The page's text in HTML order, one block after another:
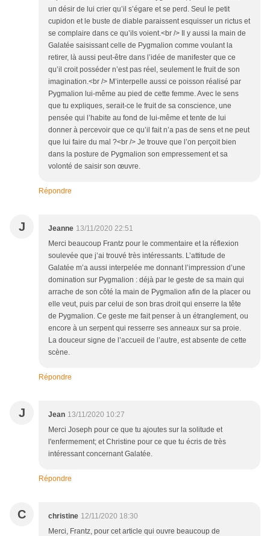
un désir de lui crier qu’il s’égare et se perd. Seul le petit
cupidon et le buste de diable paraissent esquisser un rictus et
se complaire dans ce qu’ils voient.<br /> Il y aussi la main de
Galatée saisissant celle de Pygmalion comme voulant la
retirer, là aussi peut-être dans l’idée de manifester que ce
qu’il croit posséder n’est pas réel, seulement le fruit de son
imagination.<br /> M’interpelle aussi ce poisson réalisé par
Pygmalion lui-même au pied de cette femme. Avec le sens
que tu expliques, serait-ce le fruit de sa conscience, une
pensée qui l’habite au fond de lui-même et tente de lui
donner à percevoir que ce qu’il fait n’a pas de sens et ne peut
que lui faire du mal ?<br /> Je trouve que l’on perçoit bien
dans la posture de Pygmalion son empressement et sa
volonté de saisir son œuvre.
Répondre
J Jeanne 13/11/2020 22:51
Merci beaucoup Frantz pour le commentaire et la réflexion
soulevée que j’ai trouvé très intéressants. L’attitude de
Galatée m’a aussi interpelée me donnant l’impression d’une
domination sur Pygmalion : déjà par le geste de sa main qui
arrache de son côté la main de Pygmalion afin de la placer ou
elle veut, puis par celui de son bras droit qui enserre la tête
de Pygmalion. Ce geste me fait penser à un étranglement, ou
encore à un serpent qui resserre ses anneaux sur sa proie.
La douceur signe de l’accueil de l’autre, est absente de cette
scène.
Répondre
J Jean 13/11/2020 10:27
Merci Joseph pour ce que tu ajoutes sur la solitude et
l'enfermement; et Christine pour ce que tu écris de très
intéressant concernant Galatée.
Répondre
C christine 12/11/2020 18:30
Merci, Frantz, pour cet article qui ouvre beaucoup de